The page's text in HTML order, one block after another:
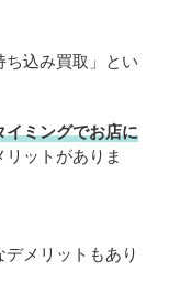
ち込み買取」とい
イミングでお店に
リットがありま
メリットもあり